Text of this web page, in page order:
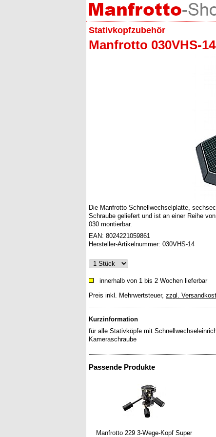
Stativkopfzubehör
Manfrotto 030VHS-
Die Manfrotto Schnellwechselplatte,
Schraube geliefert und ist an einer Reihe
030 montierbar.
EAN: 8024221059861
Hersteller-Artikelnummer: 030VHS-14
innerhalb von 1 bis 2 Wochen lieferbar
Preis inkl. Mehrwertsteuer, zzgl.
Kurzinformation
für alle Stativköpfe mit
Passende Produkte
Manfrotto 229 3-Wege-Kopf Super